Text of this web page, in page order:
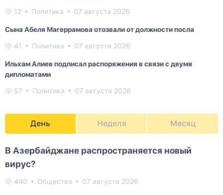
12 Политика 07 августа 2026
Сына Абеля Магеррамова отозвали от должности посла
41 Политика 07 августа 2026
Ильхам Алиев подписал распоряжения в связи с двумя
дипломатами
57 Политика 07 августа 2026
День Неделя Месяц
В Азербайджане распространяется новый
вирус?
440 Общество 07 августа 2026